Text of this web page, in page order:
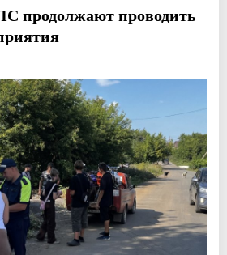
продолжают проводить